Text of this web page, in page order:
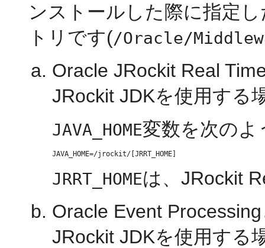
ンストールした際に指定
トリです(/Oracle/
Oracle JRockit Real
JRockit JDKを使用する
JAVA_HOME変数を次の
JRRT_HOMEは、JRockit
Oracle Event
JRockit JDKを使用する